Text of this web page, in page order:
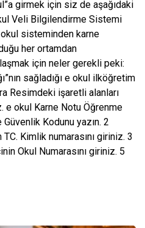
girmek için siz de aşağıdaki
Veli Bilgilendirme Sistemi
okul sisteminden karne
her ortamdan
için neler gerekli peki:
sağladığı e okul ilköğretim
Resimdeki işaretli alanları
e okul Karne Notu Öğrenme
Güvenlik Kodunu yazın. 2
Kimlik numarasını giriniz. 3
Okul Numarasını giriniz. 5